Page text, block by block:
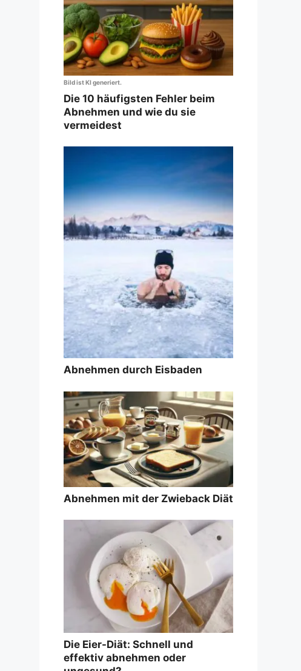
Bild ist KI generiert.
Die 10 häufigsten Fehler beim
Abnehmen und wie du sie
vermeidest
Abnehmen durch Eisbaden
Abnehmen mit der Zwieback Diät
Die Eier-Diät: Schnell und
effektiv abnehmen oder